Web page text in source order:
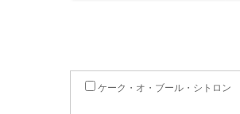
ケーク・オ・ブール・シトロン